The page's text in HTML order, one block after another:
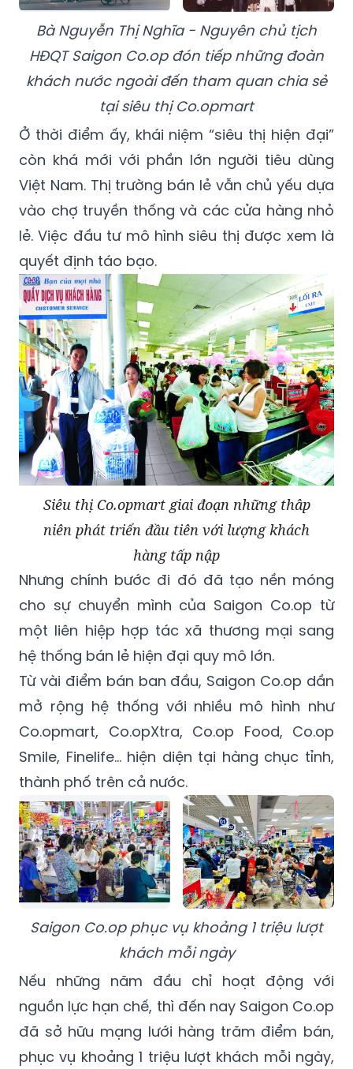
Bà Nguyễn Thị Nghĩa - Nguyên chủ tịch
HĐQT Saigon Co.op đón tiếp những đoàn
khách nước ngoài đến tham quan chia sẻ
tại siêu thị Co.opmart
Ở thời điểm ấy, khái niệm “siêu thị hiện đại”
còn khá mới với phần lớn người tiêu dùng
Việt Nam. Thị trường bán lẻ vẫn chủ yếu dựa
vào chợ truyền thống và các cửa hàng nhỏ
lẻ. Việc đầu tư mô hình siêu thị được xem là
quyết định táo bạo.
Siêu thị Co.opmart giai đoạn những thâp
niên phát triển đầu tiên với lượng khách
hàng tấp nập
Nhưng chính bước đi đó đã tạo nền móng
cho sự chuyển mình của Saigon Co.op từ
một liên hiệp hợp tác xã thương mại sang
hệ thống bán lẻ hiện đại quy mô lớn.
Từ vài điểm bán ban đầu, Saigon Co.op dần
mở rộng hệ thống với nhiều mô hình như
Co.opmart, Co.opXtra, Co.op Food, Co.op
Smile, Finelife… hiện diện tại hàng chục tỉnh,
thành phố trên cả nước.
Saigon Co.op phục vụ khoảng 1 triệu lượt
khách mỗi ngày
Nếu những năm đầu chỉ hoạt động với
nguồn lực hạn chế, thì đến nay Saigon Co.op
đã sở hữu mạng lưới hàng trăm điểm bán,
phục vụ khoảng 1 triệu lượt khách mỗi ngày,